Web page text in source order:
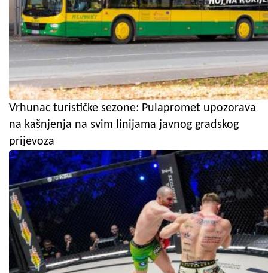
Vrhunac turističke sezone: Pulapromet upozorava
na kašnjenja na svim linijama javnog gradskog
prijevoza